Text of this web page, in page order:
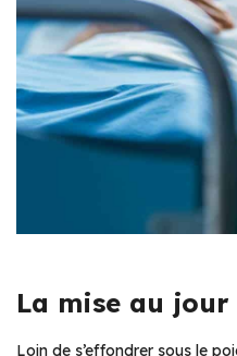
La mise au jour
Loin de s’effondrer sous le